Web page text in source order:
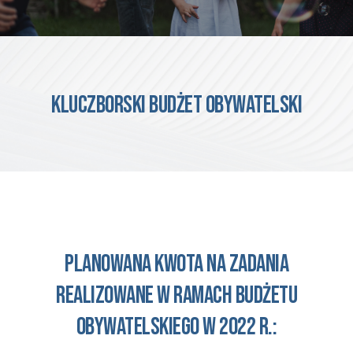
kluczborski budżet obywatelski
planowana kwota na zadania
realizowane w ramach budżetu
obywatelskiegow 2022 r.: